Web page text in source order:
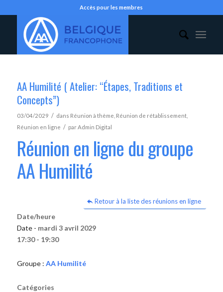
Accès pour les membres
AA Humilité ( Atelier: “Étapes, Traditions et
Concepts”)
03/04/2029 / dans Réunion à thème Réunion de rétablissement,
Réunion en ligne / parAdmin Digital
Réunion en ligne du groupe
AA Humilité
Retour à la liste des réunions en ligne
Date/heure
Date - mardi 3 avril 2029
17:30 - 19:30
Groupe : AA Humilité
Catégories